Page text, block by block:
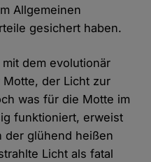
Allgemeinen
gesichert haben.
dem evolutionär
Motte, der Licht zur
was für die Motte im
funktioniert, erweist
der glühend heißen
Licht als fatal